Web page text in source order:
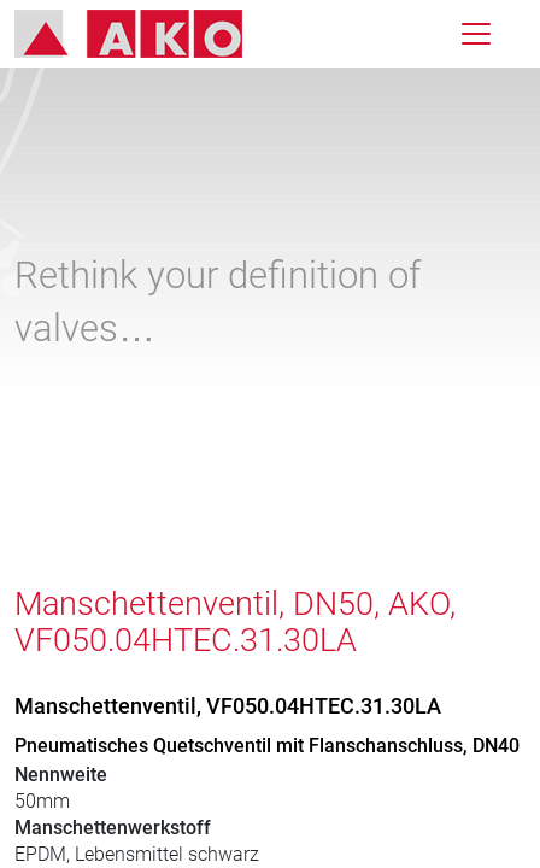
Rethink your definition of
valves…
Manschettenventil, DN50, AKO,
VF050.04HTEC.31.30LA
Manschettenventil, VF050.04HTEC.31.30LA
Pneumatisches Quetschventil mit Flanschanschluss, DN40
Nennweite
50mm
Manschettenwerkstoff
EPDM, Lebensmittel schwarz